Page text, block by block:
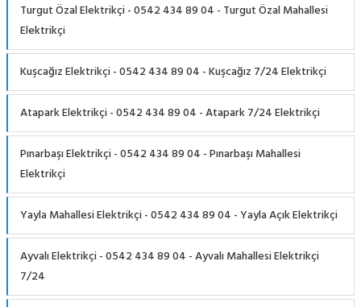
Turgut Özal Elektrikçi - 0542 434 89 04 - Turgut Özal Mahallesi
Elektrikçi
Kuşcağız Elektrikçi - 0542 434 89 04 - Kuşcağız 7/24 Elektrikçi
Atapark Elektrikçi - 0542 434 89 04 - Atapark 7/24 Elektrikçi
Pınarbaşı Elektrikçi - 0542 434 89 04 - Pınarbaşı Mahallesi
Elektrikçi
Yayla Mahallesi Elektrikçi - 0542 434 89 04 - Yayla Açık Elektrikçi
Ayvalı Elektrikçi - 0542 434 89 04 - Ayvalı Mahallesi Elektrikçi
7/24